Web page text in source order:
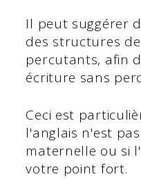
Il peut suggérer
des structures
percutants, afin
écriture sans
Ceci est
l'anglais n'est
maternelle ou si
votre point fort.